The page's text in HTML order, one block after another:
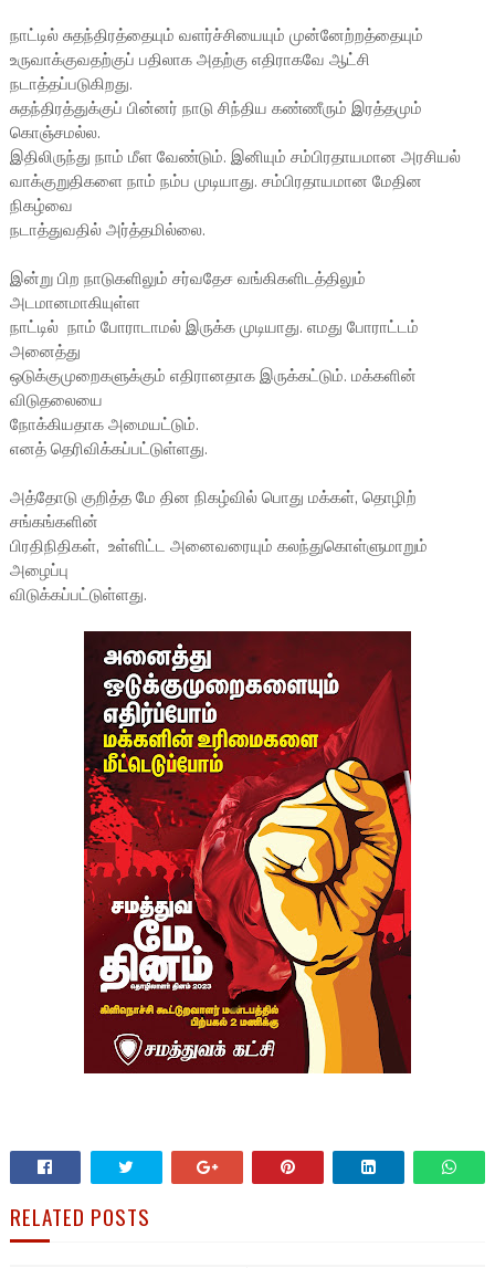
நாட்டில் சுதந்திரத்தையும் வளர்ச்சியையும் முன்னேற்றத்தையும்
உருவாக்குவதற்குப் பதிலாக அதற்கு எதிராகவே ஆட்சி
நடாத்தப்படுகிறது.
சுதந்திரத்துக்குப் பின்னர் நாடு சிந்திய கண்ணீரும் இரத்தமும்
கொஞ்சமல்ல.
இதிலிருந்து நாம் மீள வேண்டும். இனியும் சம்பிரதாயமான அரசியல்
வாக்குறுதிகளை நாம் நம்ப முடியாது. சம்பிரதாயமான மேதின
நிகழ்வை
நடாத்துவதில் அர்த்தமில்லை.
இன்று பிற நாடுகளிலும் சர்வதேச வங்கிகளிடத்திலும்
அடமானமாகியுள்ள
நாட்டில் நாம் போராடாமல் இருக்க முடியாது. எமது போராட்டம்
அனைத்து
ஒடுக்குமுறைகளுக்கும் எதிரானதாக இருக்கட்டும். மக்களின்
விடுதலையை
நோக்கியதாக அமையட்டும்.
எனத் தெரிவிக்கப்பட்டுள்ளது.
அத்தோடு குறித்த மே தின நிகழ்வில் பொது மக்கள், தொழிற்
சங்கங்களின்
பிரதிநிதிகள், உள்ளிட்ட அனைவரையும் கலந்துகொள்ளுமாறும்
அழைப்பு
விடுக்கப்பட்டுள்ளது.
RELATED POSTS